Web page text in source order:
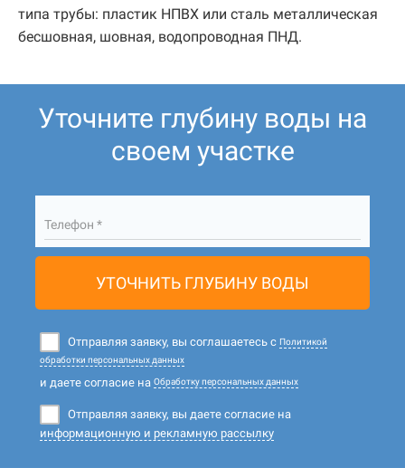
типа трубы: пластик НПВХ или сталь металлическая
бесшовная, шовная, водопроводная ПНД.
Уточните глубину воды на
своем участке
Телефон *
УТОЧНИТЬ ГЛУБИНУ ВОДЫ
Отправляя заявку, вы соглашаетесь с Политикой
обработки персональных данных
и даете согласие на Обработку персональных данных
Отправляя заявку, вы даете согласие на
информационную и рекламную рассылку